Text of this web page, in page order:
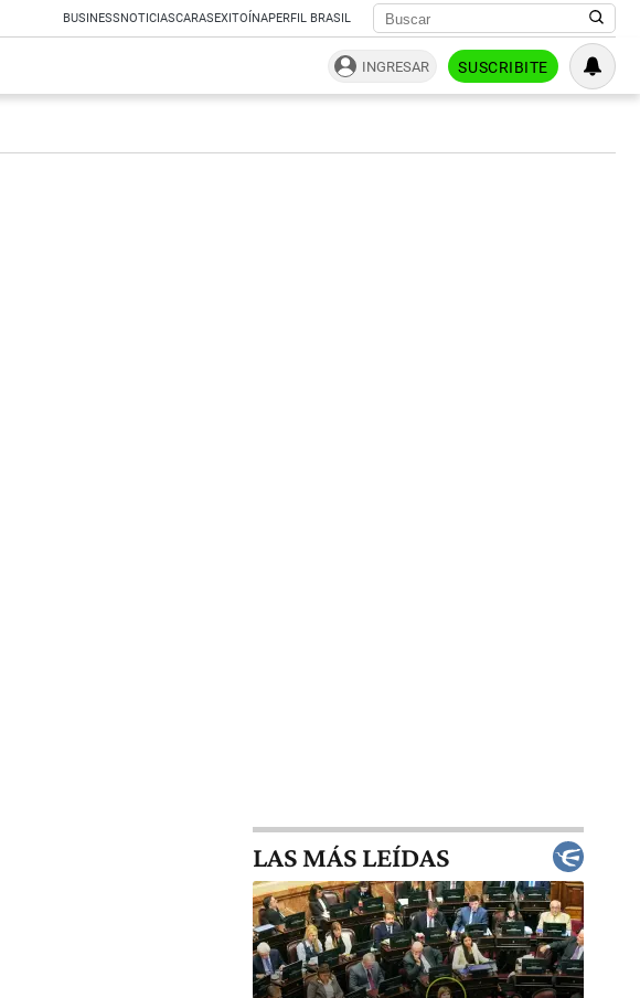
BUSINESSNOTICIASCARASEXITOÍNAPERFIL BRASIL
INGRESAR SUSCRIBITE
LAS MÁS LEÍDAS